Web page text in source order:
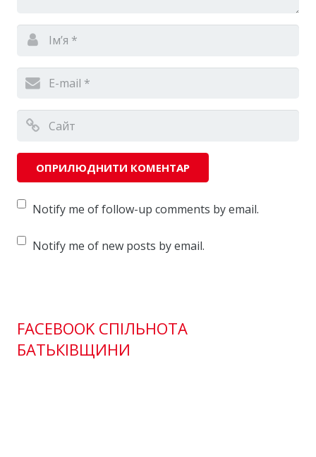
Notify me of follow-up comments by email.
Notify me of new posts by email.
FACEBOOK СПІЛЬНОТА
БАТЬКІВЩИНИ